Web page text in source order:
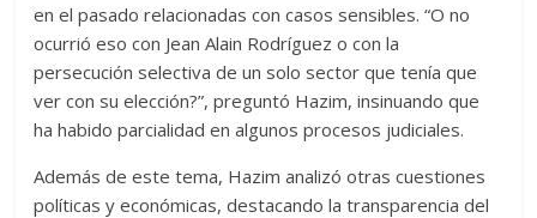
en el pasado relacionadas con casos sensibles. “O no
ocurrió eso con Jean Alain Rodríguez o con la
persecución selectiva de un solo sector que tenía que
ver con su elección?”, preguntó Hazim, insinuando que
ha habido parcialidad en algunos procesos judiciales.
Además de este tema, Hazim analizó otras cuestiones
políticas y económicas, destacando la transparencia del